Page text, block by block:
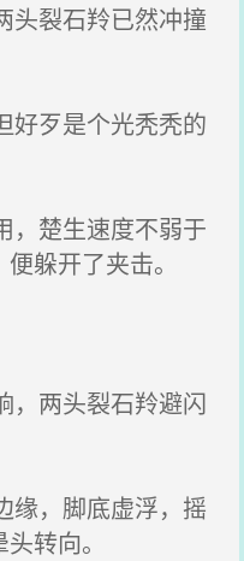
裂石羚已然冲撞
歹是个光秃秃的
楚生速度不弱于
躲开了夹击。
两头裂石羚避闪
，脚底虚浮，摇
转向。